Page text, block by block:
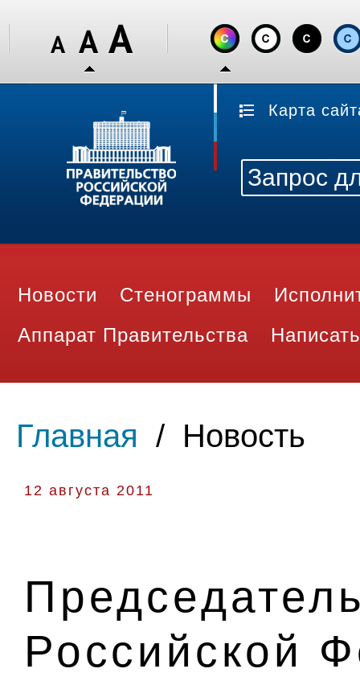
Карта
Новости Стенограммы
Аппарат Правительства
Главная / Новость
12 августа 2011
Российской